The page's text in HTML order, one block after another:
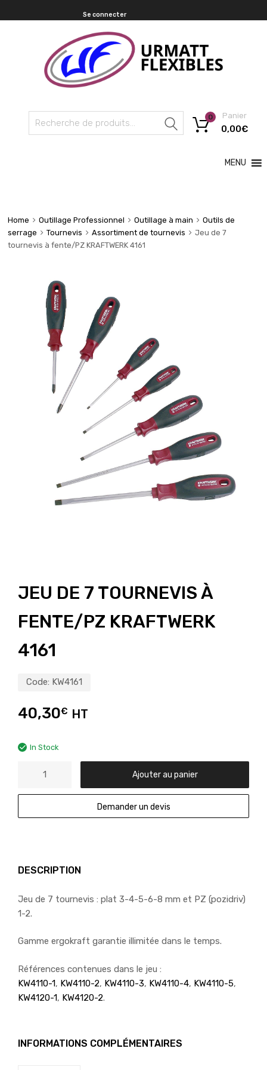
Se connecter
Recherche
Panier
0,00€
0
MENU
Home Outillage Professionnel Outillage à main
Outils de
serrage
Tournevis Assortiment de tournevis
Jeu de 7
tournevis à fente/PZ KRAFTWERK 4161
JEU DE 7 TOURNEVIS À
FENTE/PZ KRAFTWERK
4161
Code: KW4161
40,30€ HT
In Stock
Ajouter au panier
Demander un devis
DESCRIPTION
Jeu de 7 tournevis : plat 3-4-5-6-8 mm et PZ (pozidriv)
1-2.
Gamme ergokraft garantie illimitée dans le temps.
Références contenues dans le jeu :
KW4110-1, KW4110-2, KW4110-3, KW4110-4, KW4110-5,
KW4120-1, KW4120-2.
INFORMATIONS COMPLÉMENTAIRES